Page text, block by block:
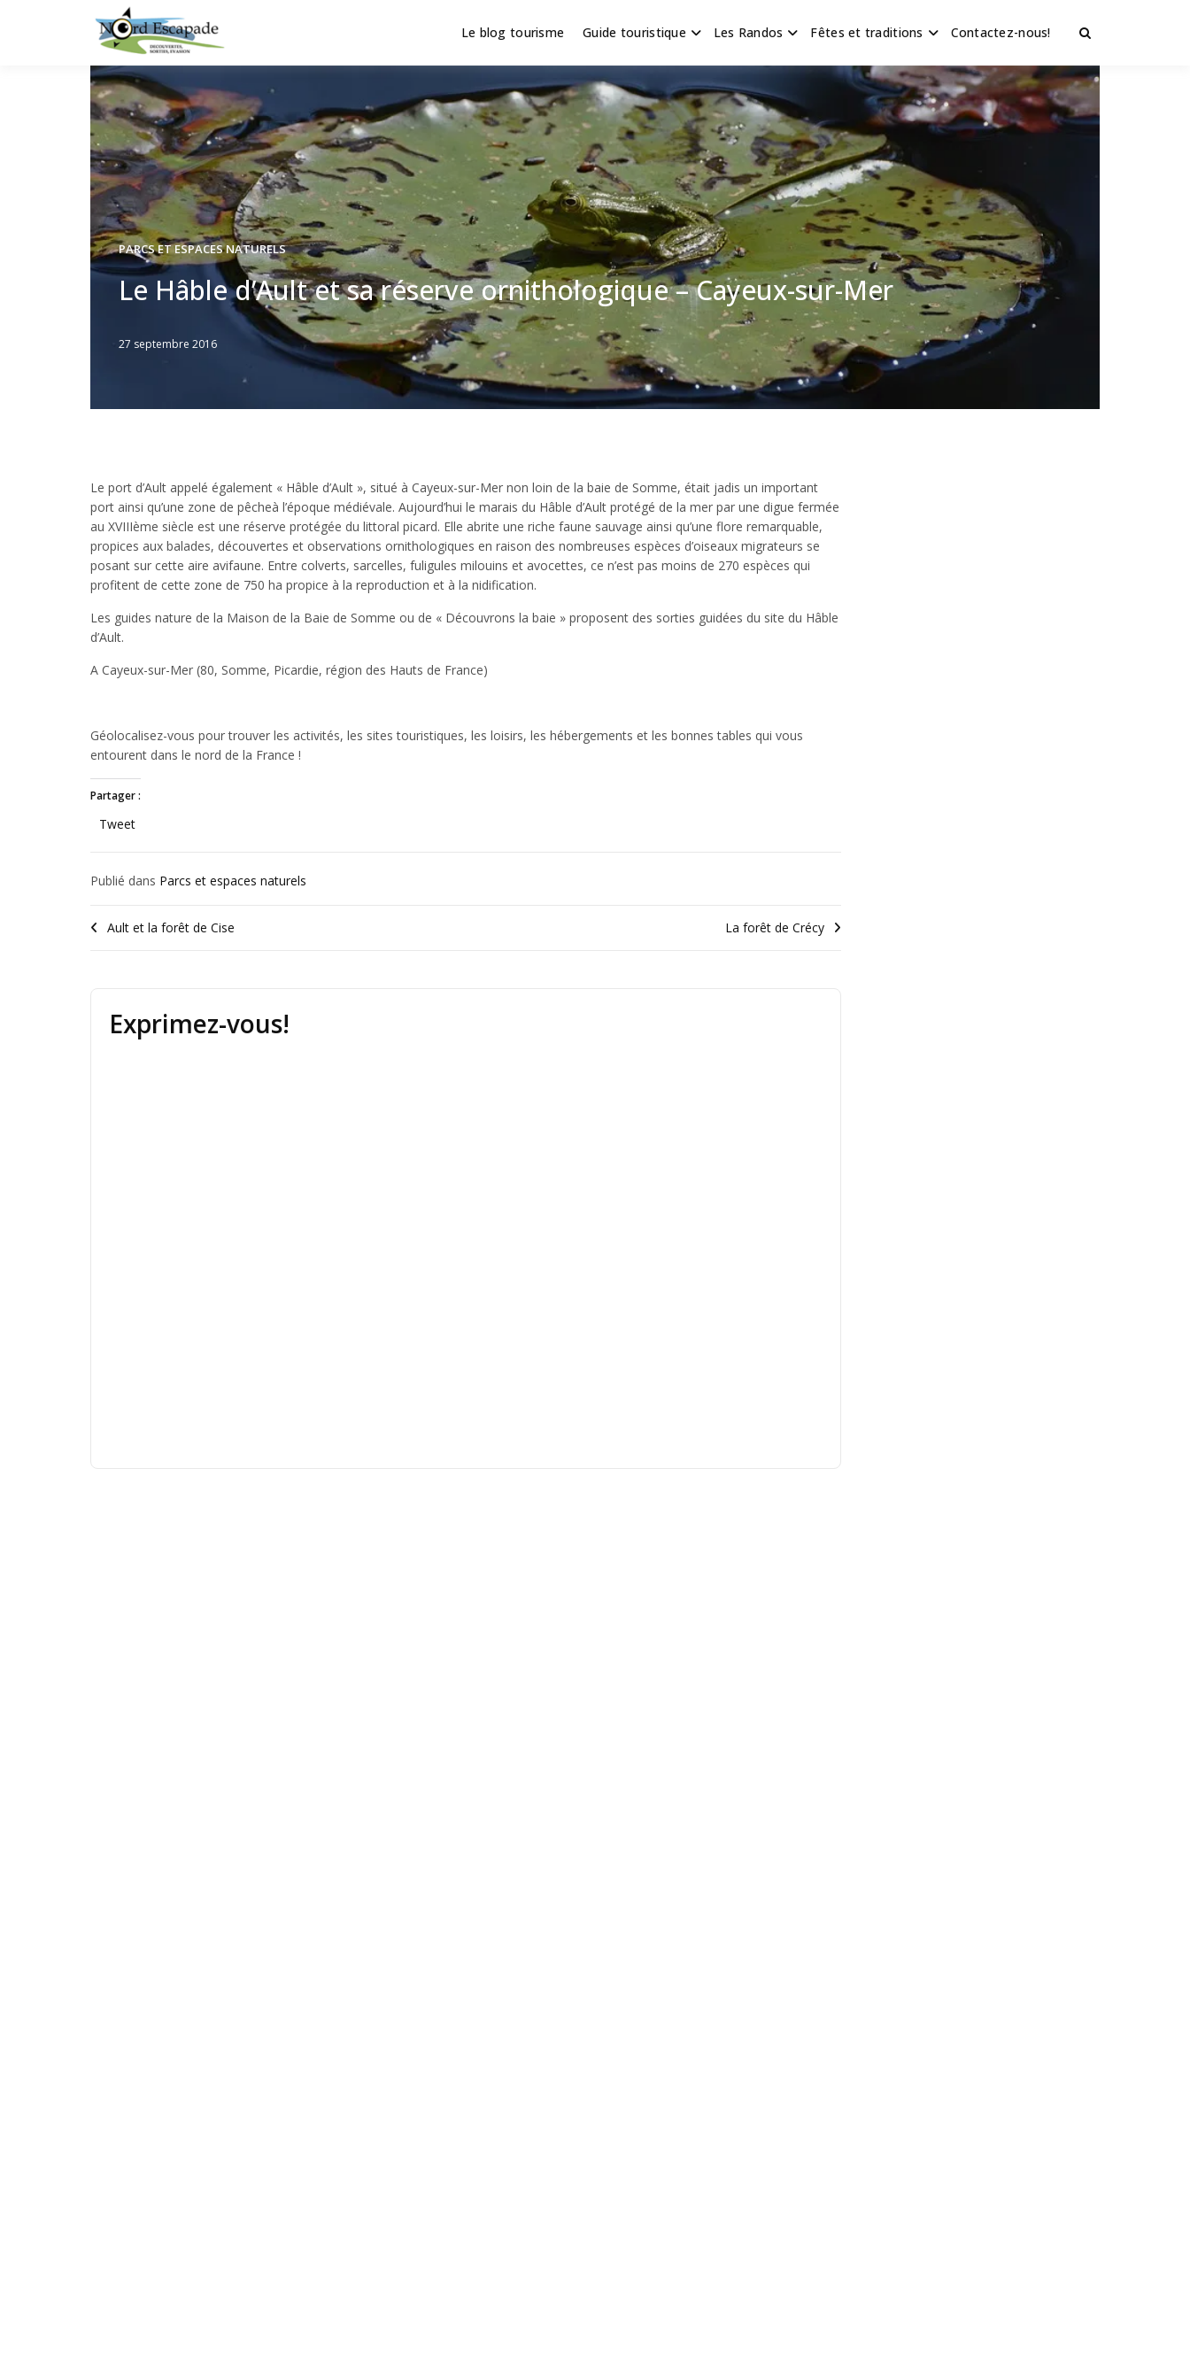
Nord Escapade
Tourisme et randonnées en Hauts de France
Le blog tourisme Guide touristique Les Randos Fêtes et traditions Contactez-nous!
PARCS ET ESPACES NATURELS
Le Hâble d’Ault et sa réserve ornithologique – Cayeux-sur-Mer
Written
27 septembre 2016
Le port d’Ault appelé également « Hâble d’Ault », situé à Cayeux-sur-Mer non loin de la baie de Somme, était jadis un important
port ainsi qu’une zone de pêcheà l’époque médiévale. Aujourd’hui le marais du Hâble d’Ault protégé de la mer par une digue fermée
au XVIIIème siècle est une réserve protégée du littoral picard. Elle abrite une riche faune sauvage ainsi qu’une flore remarquable,
propices aux balades, découvertes et observations ornithologiques en raison des nombreuses espèces d’oiseaux migrateurs se
posant sur cette aire avifaune. Entre colverts, sarcelles, fuligules milouins et avocettes, ce n’est pas moins de 270 espèces qui
profitent de cette zone de 750 ha propice à la reproduction et à la nidification.
Les guides nature de la Maison de la Baie de Somme ou de « Découvrons la baie » proposent des sorties guidées du site du Hâble
d’Ault.
A Cayeux-sur-Mer (80, Somme, Picardie, région des Hauts de France)
Géolocalisez-vous pour trouver les activités, les sites touristiques, les loisirs, les hébergements et les bonnes tables qui vous
entourent dans le nord de la France !
Partager :
Tweet
Publié dans Parcs et espaces naturels
Ault et la forêt de Cise La forêt de Crécy
Exprimez-vous!